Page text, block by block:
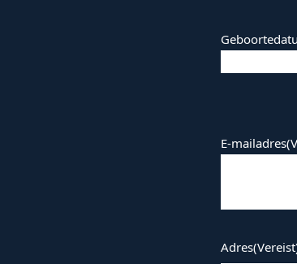
DD
dash
E-mailadres
Adres